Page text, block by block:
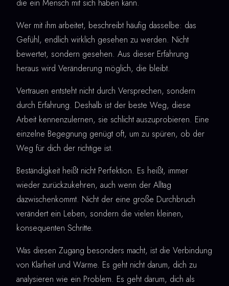
die ein Mensch mit sich haben kann.
Wer mit ihm arbeitet, beschreibt häufig dasselbe: das
Gefühl, endlich wirklich gesehen zu werden. Nicht
bewertet, sondern gesehen. Aus dieser Erfahrung
heraus wird Veränderung möglich, die bleibt.
Vertrauen entsteht nicht durch Versprechen, sondern
durch Erfahrung. Deshalb ist der beste Weg, diese
Arbeit kennenzulernen, sie schlicht auszuprobieren. Eine
einzelne Begegnung genügt oft, um zu spüren, ob der
Weg für dich der richtige ist.
Beständigkeit heißt nicht Perfektion. Es heißt, immer
wieder zurückzukehren, auch wenn der Alltag
dazwischenkommt. Nicht der eine große Durchbruch
verändert ein Leben, sondern die vielen kleinen,
konsequenten Schritte.
Was diesen Zugang besonders macht, ist die Verbindung
von Klarheit und Wärme. Es geht nicht darum, dich zu
analysieren wie ein Problem. Es geht darum, dich als